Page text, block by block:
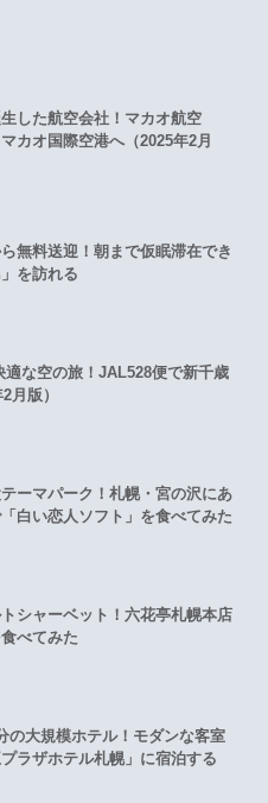
した航空会社！マカオ航空
カオ国際空港へ（2025年2月
無料送迎！朝まで仮眠滞在でき
を訪れる
適な空の旅！JAL528便で新千歳
月版）
ーマパーク！札幌・宮の沢にあ
白い恋人ソフト」を食べてみた
シャーベット！六花亭札幌本店
べてみた
の大規模ホテル！モダンな客室
ラザホテル札幌」に宿泊する